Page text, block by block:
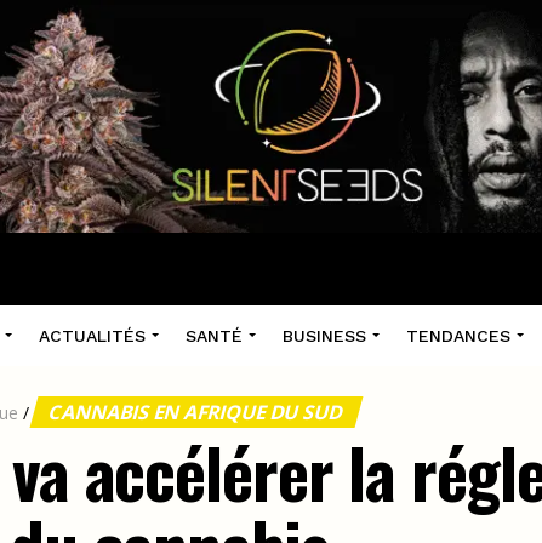
ACTUALITÉS SANTÉ BUSINESS TENDANCES
/ CANNABIS EN AFRIQUE DU SUD
va accélérer la